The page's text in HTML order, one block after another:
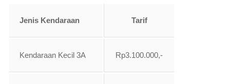
Jenis Kendaraan Tarif
Kendaraan Kecil 3A Rp3.100.000,-